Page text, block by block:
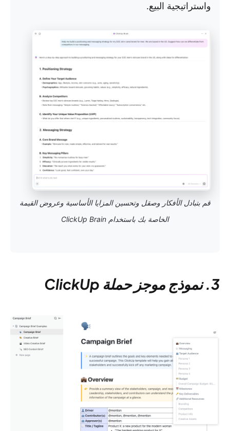
واستراتيجية البيع.
قم بتبادل الأفكار وصقل وتحسين المزايا الأساسية وعروض القيمة
الخاصة بك باستخدام ClickUp Brain
3. نموذج موجز حملة ClickUp